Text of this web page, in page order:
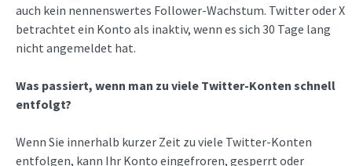
auch kein nennenswertes Follower-Wachstum. Twitter oder X
betrachtet ein Konto als inaktiv, wenn es sich 30 Tage lang
nicht angemeldet hat.
Was passiert, wenn man zu viele Twitter-Konten schnell
entfolgt?
Wenn Sie innerhalb kurzer Zeit zu viele Twitter-Konten
entfolgen, kann Ihr Konto eingefroren, gesperrt oder